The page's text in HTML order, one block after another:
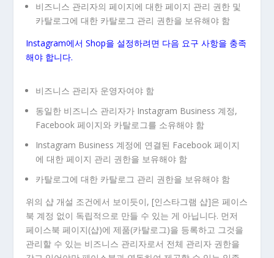
비즈니스 관리자의 페이지에 대한페이지 관리 권한 및
카탈로그에 대한 카탈로그 관리 권한을 보유해야 함
Instagram에서 Shop을 설정하려면 다음 요구 사항을 충족
해야 합니다.
비즈니스 관리자 운영자여야 함
동일한 비즈니스 관리자가 Instagram Business 계정,
Facebook 페이지와 카탈로그를 소유해야 함
Instagram Business 계정에 연결된 Facebook 페이지
에 대한페이지 관리 권한을 보유해야 함
카탈로그에 대한 카탈로그 관리 권한을 보유해야 함
위의 샵 개설 조건에서 보이듯이, [인스타그램 샵]은 페이스
북 계정 없이 독립적으로 만들 수 있는 게 아닙니다. 먼저
페이스북 페이지(샵)에 제품(카탈로그)을 등록하고 그것을
관리할 수 있는 비즈니스 관리자로서 전체 관리자 권한을